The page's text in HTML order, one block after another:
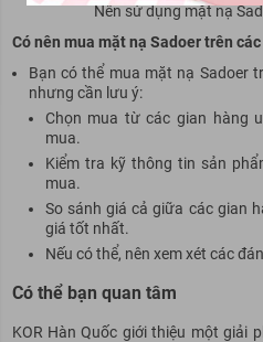
Nên sử dụng mặt nạ
Có nên mua mặt nạ Sadoer trên
Bạn có thể mua mặt nạ Sadoer
nhưng cần lưu ý:
Chọn mua từ các gian hàng
mua.
Kiểm tra kỹ thông tin sản
mua.
So sánh giá cả giữa các gian
giá tốt nhất.
Nếu có thể, nên xem xét các
Có thể bạn quan tâm
KOR Hàn Quốc giới thiệu một giải